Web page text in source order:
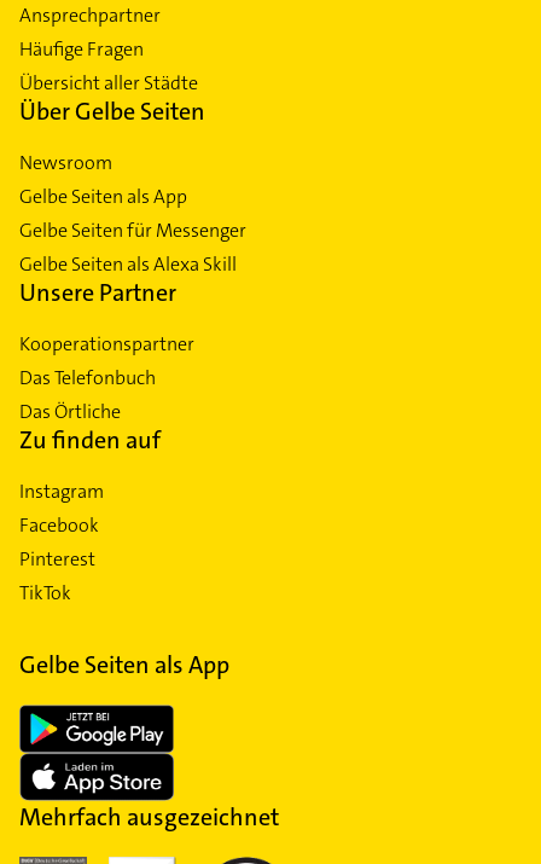
Ansprechpartner
Häufige Fragen
Übersicht aller Städte
Über Gelbe Seiten
Newsroom
Gelbe Seiten als App
Gelbe Seiten für Messenger
Gelbe Seiten als Alexa Skill
Unsere Partner
Kooperationspartner
Das Telefonbuch
Das Örtliche
Zu finden auf
Instagram
Facebook
Pinterest
TikTok
Gelbe Seiten als App
Mehrfach ausgezeichnet